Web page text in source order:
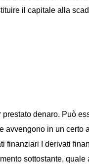
il capitale alla
prestato denaro. Può
avvengono in un certo
finanziari I derivati
sottostante, quale